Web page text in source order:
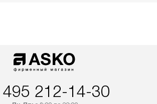
212-14-30